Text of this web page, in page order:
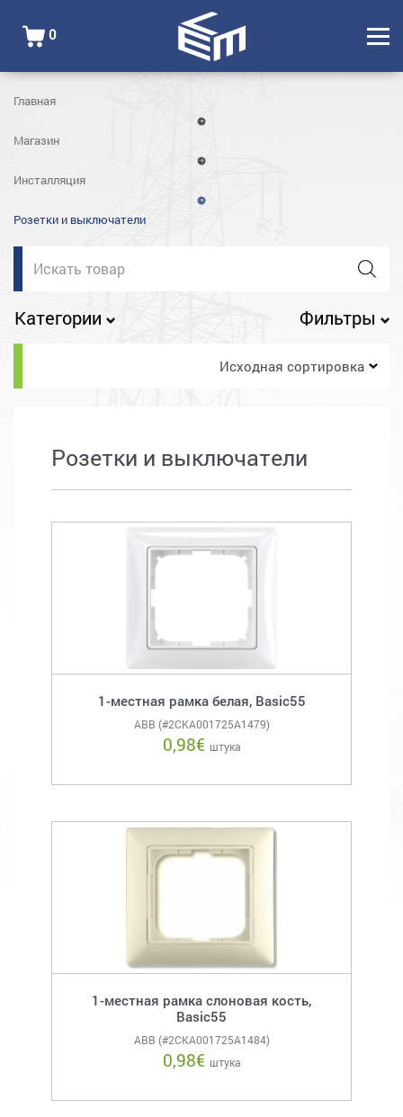
0
Главная
Магазин
Инсталляция
Розетки и выключатели
Поиск
товаров
Категории Фильтры
Исходная сортировка
Розетки и выключатели
1-местная рамка белая, Basic55
ABB (#2CKA001725A1479)
0,98€ штука
1-местная рамка слоновая кость,
Basic55
ABB (#2CKA001725A1484)
0,98€ штука